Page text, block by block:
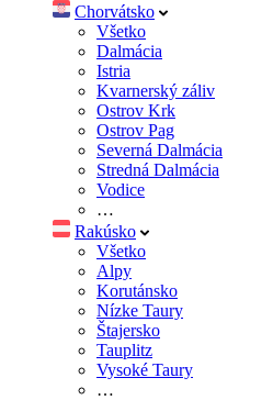
Chorvátsko
Všetko
Dalmácia
Istria
Kvarnerský záliv
Ostrov Krk
Ostrov Pag
Severná Dalmácia
Stredná Dalmácia
Vodice
…
Rakúsko
Všetko
Alpy
Korutánsko
Nízke Taury
Štajersko
Tauplitz
Vysoké Taury
…